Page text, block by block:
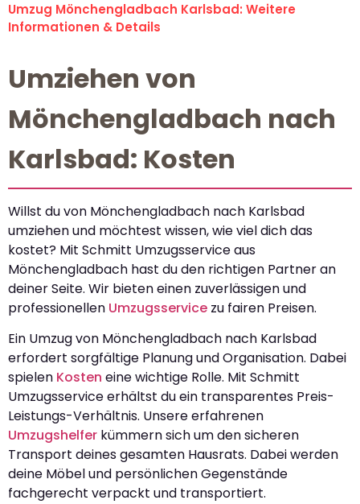
Umzug Mönchengladbach Karlsbad: Weitere
Informationen & Details
Umziehen von
Mönchengladbach nach
Karlsbad: Kosten
Willst du von Mönchengladbach nach Karlsbad
umziehen und möchtest wissen, wie viel dich das
kostet? Mit Schmitt Umzugsservice aus
Mönchengladbach hast du den richtigen Partner an
deiner Seite. Wir bieten einen zuverlässigen und
professionellen Umzugsservice zu fairen Preisen.
Ein Umzug von Mönchengladbach nach Karlsbad
erfordert sorgfältige Planung und Organisation. Dabei
spielen Kosten eine wichtige Rolle. Mit Schmitt
Umzugsservice erhältst du ein transparentes Preis-
Leistungs-Verhältnis. Unsere erfahrenen
Umzugshelfer kümmern sich um den sicheren
Transport deines gesamten Hausrats. Dabei werden
deine Möbel und persönlichen Gegenstände
fachgerecht verpackt und transportiert.